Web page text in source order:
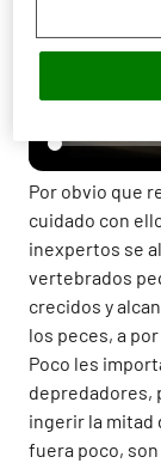
Por obvio que
cuidado con
inexpertos se
vertebrados
crecidos y
los peces, a
Poco les
depredadores,
ingerir la mitad
fuera poco,